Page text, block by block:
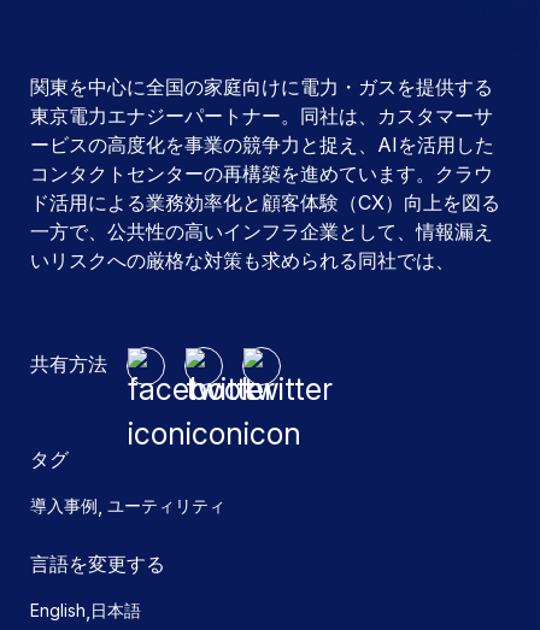
関東を中心に全国の家庭向けに電力・ガスを提供する
東京電力エナジーパートナー。同社は、カスタマーサ
ービスの高度化を事業の競争力と捉え、AIを活用した
コンタクトセンターの再構築を進めています。クラウ
ド活用による業務効率化と顧客体験（CX）向上を図る
一方で、公共性の高いインフラ企業として、情報漏え
いリスクへの厳格な対策も求められる同社では、
共有方法
タグ
導入事例, ユーティリティ
言語を変更する
English,日本語